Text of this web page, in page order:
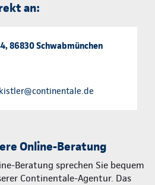
an:
86830 Schwabmünchen
Online-Beratung
Beratung sprechen Sie bequem
Continentale-Agentur. Das